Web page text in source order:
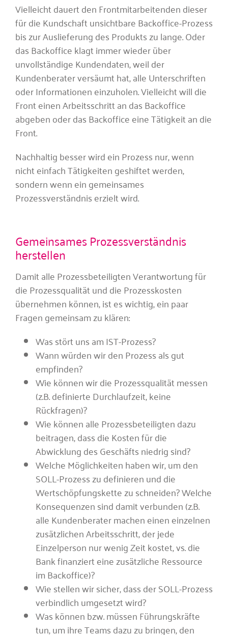
Vielleicht dauert den Frontmitarbeitenden dieser
für die Kundschaft unsichtbare Backoffice-Prozess
bis zur Auslieferung des Produkts zu lange. Oder
das Backoffice klagt immer wieder über
unvollständige Kundendaten, weil der
Kundenberater versäumt hat, alle Unterschriften
oder Informationen einzuholen. Vielleicht will die
Front einen Arbeitsschritt an das Backoffice
abgeben oder das Backoffice eine Tätigkeit an die
Front.
Nachhaltig besser wird ein Prozess nur, wenn
nicht einfach Tätigkeiten geshiftet werden,
sondern wenn ein gemeinsames
Prozessverständnis erzielt wird.
Gemeinsames Prozessverständnis
herstellen
Damit alle Prozessbeteiligten Verantwortung für
die Prozessqualität und die Prozesskosten
übernehmen können, ist es wichtig, ein paar
Fragen gemeinsam zu klären:
Was stört uns am IST-Prozess?
Wann würden wir den Prozess als gut
empfinden?
Wie können wir die Prozessqualität messen
(z.B. definierte Durchlaufzeit, keine
Rückfragen)?
Wie können alle Prozessbeteiligten dazu
beitragen, dass die Kosten für die
Abwicklung des Geschäfts niedrig sind?
Welche Möglichkeiten haben wir, um den
SOLL-Prozess zu definieren und die
Wertschöpfungskette zu schneiden? Welche
Konsequenzen sind damit verbunden (z.B.
alle Kundenberater machen einen einzelnen
zusätzlichen Arbeitsschritt, der jede
Einzelperson nur wenig Zeit kostet, vs. die
Bank finanziert eine zusätzliche Ressource
im Backoffice)?
Wie stellen wir sicher, dass der SOLL-Prozess
verbindlich umgesetzt wird?
Was können bzw. müssen Führungskräfte
tun, um ihre Teams dazu zu bringen, den